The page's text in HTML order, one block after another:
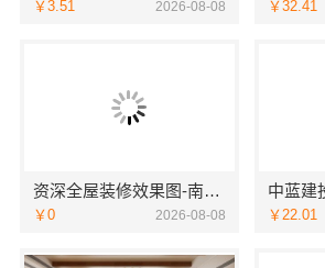
￥3.51 2026-08-08 ￥32.41
资深全屋装修效果图-南通宏域全宅装饰建材有限公司
￥0 2026-08-08 ￥22.01